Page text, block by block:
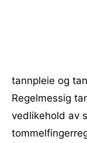
tannpleie og
Regelmessig
vedlikehold av